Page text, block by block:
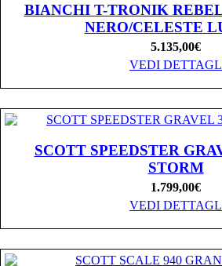
BIANCHI T-TRONIK
NERO/CELESTE
5.135,00€
VEDI
SCOTT SPEEDSTER
STORM
1.799,00€
VEDI